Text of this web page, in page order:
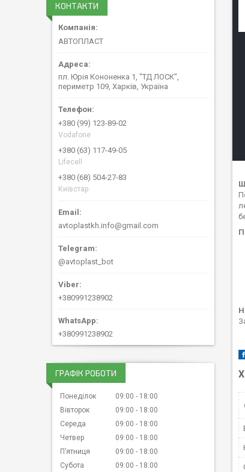
КОНТАКТИ
АВТОПЛАСТ
пл. Юрія Кононенка 1, "ТД ЛОСК",
периметр 109, Харків, Україна
+380 (99) 123-89-02
Vodafone
+380 (63) 117-49-05
Lifecell
+380 (68) 504-27-83
Київстар
avtoplastkh.info@gmail.com
@avtoplast_bot
+380991238902
+380991238902
ГРАФІК РОБОТИ
Понеділок 09:00
18:00
Вівторок
09:00
18:00
Середа
09:00
18:00
Четвер
09:00
18:00
Пʼятниця
09:00
18:00
Субота
09:00
18:00